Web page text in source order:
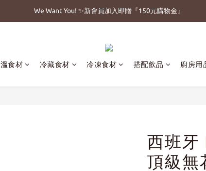
We Want You! ✨新會員加入即贈『150元購物金』
食材 冷藏食材 冷凍食材 搭配飲品 廚房用
西班牙
頂級無